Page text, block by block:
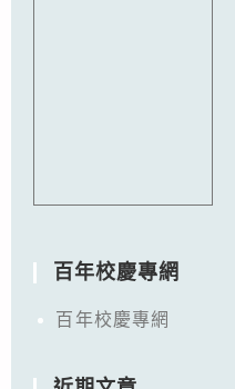
百年校慶專網
百年校慶專網